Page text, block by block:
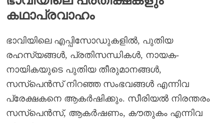
കഥാപ്രവാഹം
ഭാവിയിലെ എപ്പിസോഡുകളിൽ, പുതിയ
രഹസ്യങ്ങൾ, പ്രതിസന്ധികൾ, നായക-
നായികയുടെ പുതിയ തീരുമാനങ്ങൾ,
സസ്പെൻസ് നിറഞ്ഞ സംഭവങ്ങൾ എന്നിവ
പ്രേക്ഷകനെ ആകർഷിക്കും. സീരിയൽ നിരന്തരം
സസ്പെൻസ്, ആകർഷണം, കൗതുകം എന്നിവ